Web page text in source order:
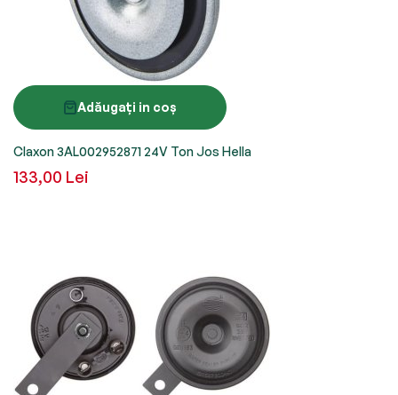
Adăugați in coș
Claxon 3AL002952871 24V Ton Jos Hella
133,00 Lei